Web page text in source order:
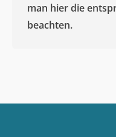
man hier die
beachten.